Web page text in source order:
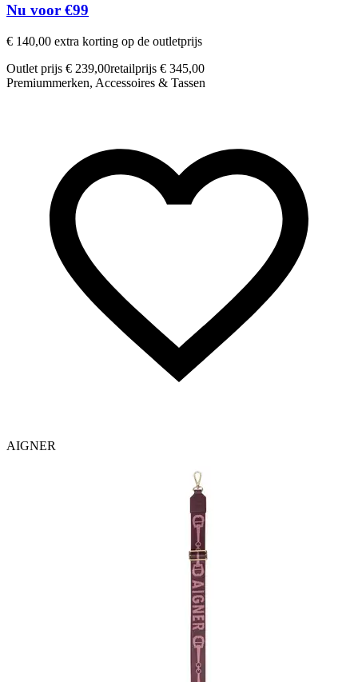
Nu voor €99
€ 140,00 extra korting op de outletprijs
Outlet prijs € 239,00retailprijs € 345,00
Premiummerken, Accessoires & Tassen
AIGNER